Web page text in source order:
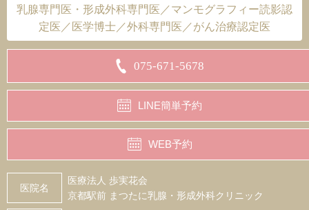
乳腺専門医・形成外科専門医／マンモグラフィー読影認
定医／医学博士／外科専門医／がん治療認定医
075-671-5678
LINE簡単予約
WEB予約
医院名
医療法人 歩実花会
京都駅前 まつたに乳腺・形成外科クリニック